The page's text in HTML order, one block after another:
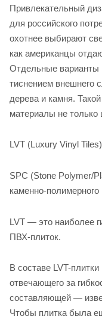
Привлекательный
для российского
охотнее выбирают
как американцы
Отдельные варианты
тиснением внешнего
дерева и камня.
материалы не только
LVT (Luxury Vinyl
SPC (Stone Polymer/
каменно-полимерного
LVT — это наиболее
ПВХ-плиток.
В составе LVT-
отвечающего за
составляющей —
Чтобы плитка была